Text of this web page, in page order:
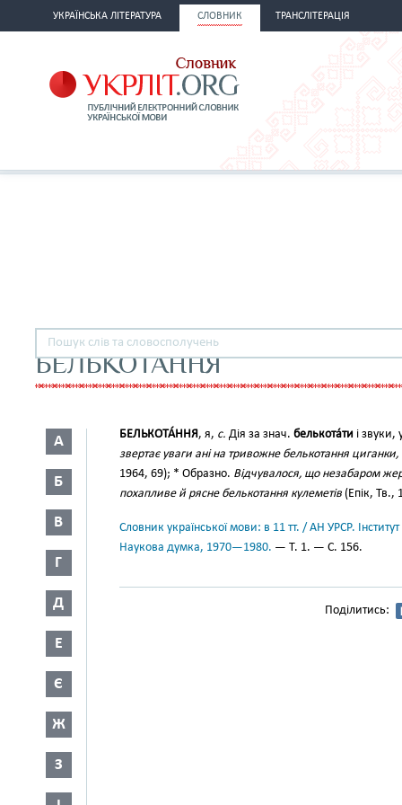
УКРАЇНСЬКА ЛІТЕРАТУРА СЛОВНИК ТРАНСЛІТЕРАЦІЯ
БЕЛЬКОТАННЯ
А
Б
В
Г
Д
Е
Є
Ж
З
БЕЛЬКОТА́ННЯ, я, с. Дія за знач. белькота́ти і звуки,
звертає уваги ані на тривожне белькотання
1964, 69); * Образно. Відчувалося, що незабаром
похапливе й рясне белькотання кулеметів (Епік, Тв.,
Словник української мови: в 11 тт. / АН УРСР.
Наукова думка, 1970—1980. — Т. 1. — С. 156.
Поділитись: